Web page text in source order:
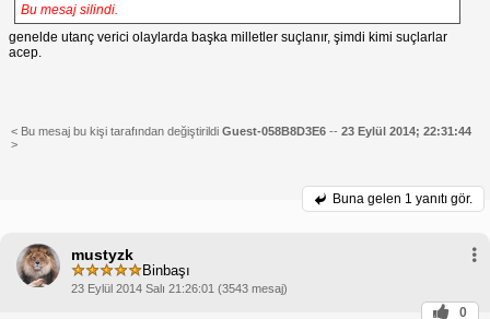
Bu mesaj silindi.
genelde utanç verici olaylarda başka milletler suçlanır, şimdi kimi suçlarlar
acep.
< Bu mesaj bu kişi tarafından değiştirildi Guest-058B8D3E6 -- 23 Eylül 2014; 22:31:44
>
Buna gelen 1 yanıtı gör.
mustyzk
Binbaşı
23 Eylül 2014 Salı 21:26:01 (3543 mesaj)
0